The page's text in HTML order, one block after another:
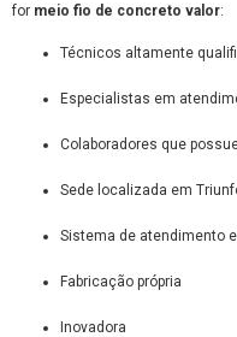
for meio fio de concreto valor:
técnicos altamente
especialistas em
colaboradores que
sede localizada em
sistema de atendimento
fabricação própria
inovadora